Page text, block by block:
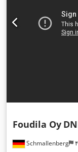
Schmallenberg
Foudila Oy